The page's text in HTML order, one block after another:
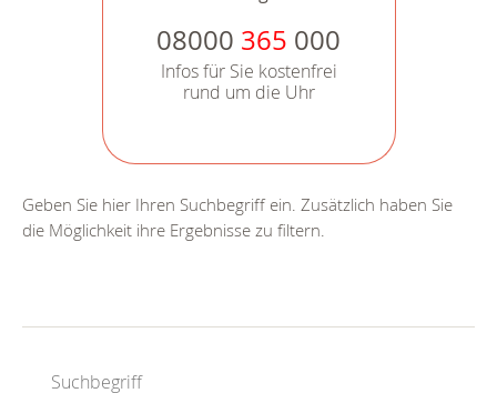
08000 365 000
Infos für Sie kostenfrei
rund um die Uhr
Geben Sie hier Ihren Suchbegriff ein. Zusätzlich haben Sie
die Möglichkeit ihre Ergebnisse zu filtern.